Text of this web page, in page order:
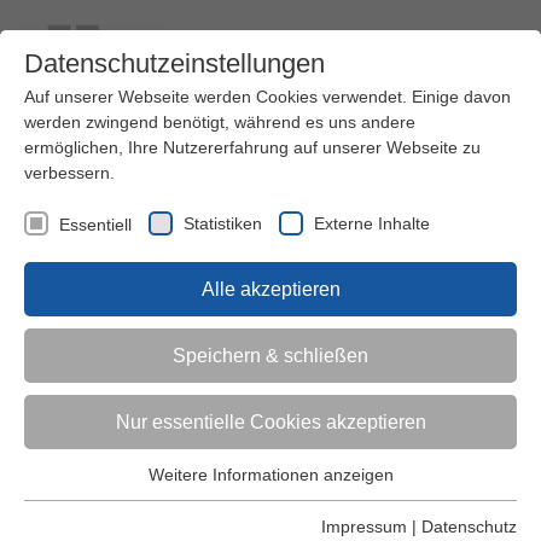
Kontakt Ihre Meinung ist uns wichtig!
Kinder (0-6)
Grundschulkinder
Jugendliche
Datenschutzeinstellungen
Auf unserer Webseite werden Cookies verwendet. Einige davon
werden zwingend benötigt, während es uns andere
ermöglichen, Ihre Nutzererfahrung auf unserer Webseite zu
verbessern.
Essentiell Statistiken Externe Inhalte
Alle akzeptieren
Speichern & schließen
Nur essentielle Cookies akzeptieren
Essentielle Cookies werden für grundlegende Funktionen der
Weitere Informationen anzeigen
Impressum | Datenschutz